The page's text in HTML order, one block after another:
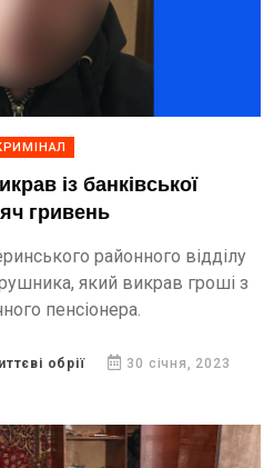
із банківської
гривень
районного відділу
який викрав гроші з
пенсіонера.
обрії 30 січня, 2023